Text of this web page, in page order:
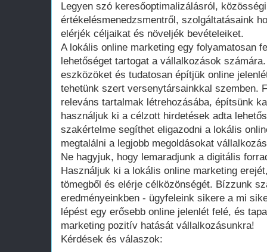
Legyen szó keresőoptimalizálásról,
értékelésmenedzsmentről, szolgáltatásaink
elérjék céljaikat és növeljék bevételeiket.
A lokális online marketing egy folyamatosan
lehetőséget tartogat a vállalkozások
eszközöket és tudatosan építjük online
tehetünk szert versenytársainkkal szemben.
releváns tartalmak létrehozásába, építsünk
használjuk ki a célzott hirdetések adta
szakértelme segíthet eligazodni a lokális
megtalálni a legjobb megoldásokat
Ne hagyjuk, hogy lemaradjunk a digitális
Használjuk ki a lokális online marketing
tömegből és elérje célközönségét. Bízzunk
eredményeinkben - ügyfeleink sikere a mi
lépést egy erősebb online jelenlét felé, és
marketing pozitív hatását vállalkozásunkra!
Kérdések és válaszok: